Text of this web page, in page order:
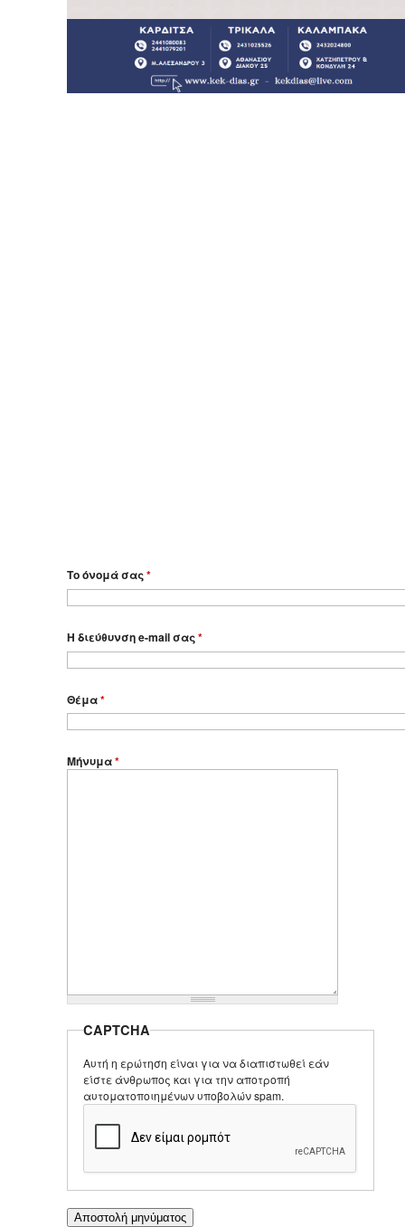
Το όνομά σας*
Η διεύθυνση e-mail σας*
Θέμα*
Μήνυμα*
CAPTCHA
Αυτή η ερώτηση είναι για να διαπιστωθεί εάν
είστε άνθρωπος και για την αποτροπή
αυτοματοποιημένων υποβολών spam.